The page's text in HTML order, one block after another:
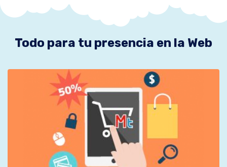
Todo para tu presencia en la Web